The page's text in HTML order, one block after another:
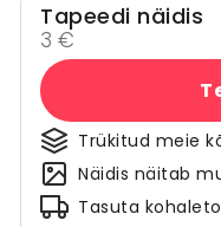
Tapeedi näidis
3 €
Trükitud meie
Näidis näitab
Tasuta